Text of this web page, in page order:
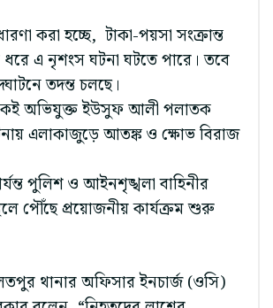
করা হচ্ছে, টাকা-পয়সা সংক্রান্ত
এ নৃশংস ঘটনা ঘটতে পারে। তবে
তদন্ত চলছে।
অভিযুক্ত ইউসুফ আলী পলাতক
এলাকাজুড়ে আতঙ্ক ও ক্ষোভ বিরাজ
পুলিশ ও আইনশৃঙ্খলা বাহিনীর
পৌঁছে প্রয়োজনীয় কার্যক্রম শুরু
থানার অফিসার ইনচার্জ (ওসি)